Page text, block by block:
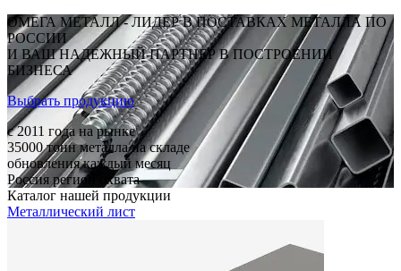
ОМЕГА МЕТАЛЛ - ЛИДЕР В ПОСТАВКАХ МЕТАЛЛА ПО
РОССИИ
И ВАШ НАДЕЖНЫЙ ПАРТНЕР В ПОСТРОЕНИИ
БИЗНЕСА
Выбрать продукцию
c 2011 года на рынке
35000 тонн металла на складе
обновления каждый месяц
Россия регион охвата
Каталог нашей продукции
Металлический лист